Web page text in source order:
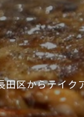
田区からテイク